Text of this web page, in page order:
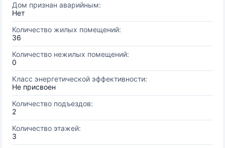
Дом признан аварийным:
Нет
Количество жилых помещений:
36
Количество нежилых помещений:
0
Класс энергетической эффективности:
Не присвоен
Количество подъездов:
2
Количество этажей:
3